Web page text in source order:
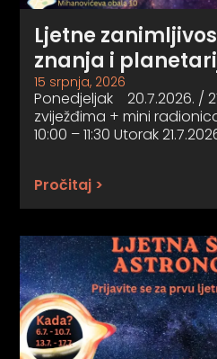
Ljetne
znanja i
15 srpnja, 2026
Ponedjeljak 20.7.2026. /
zviježđima + mini
10:00 – 11:30 Utorak
Pročitaj >